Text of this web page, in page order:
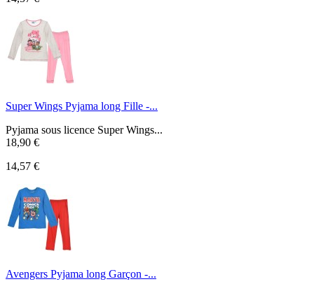
Super Wings Pyjama long Fille -...
Pyjama sous licence Super Wings...
18,90 €
14,57 €
Avengers Pyjama long Garçon -...